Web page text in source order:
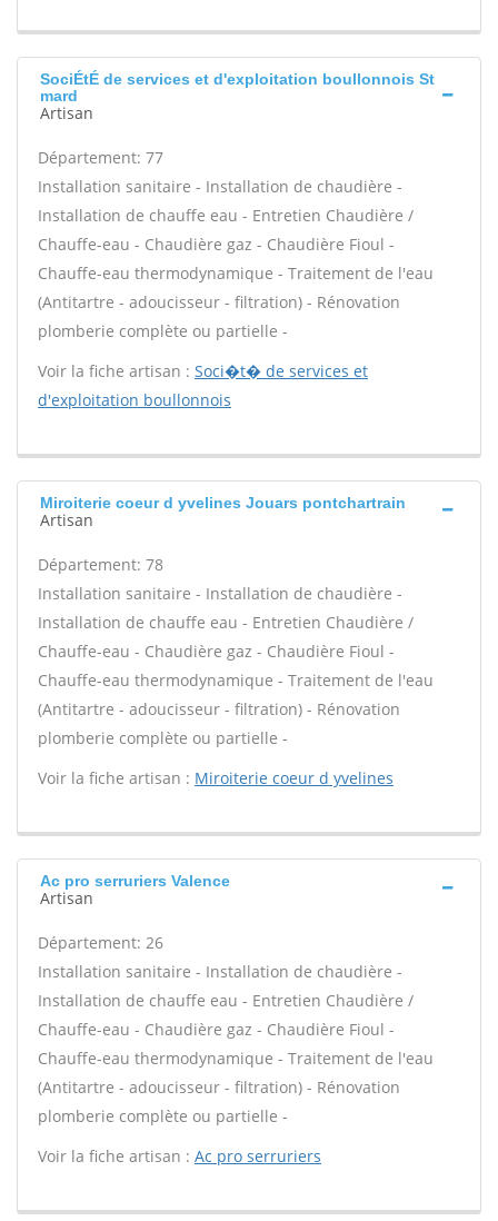
SociÉtÉ de services et d'exploitation boullonnois St
mard
Artisan
Département: 77
Installation sanitaire - Installation de chaudière -
Installation de chauffe eau - Entretien Chaudière /
Chauffe-eau - Chaudière gaz - Chaudière Fioul -
Chauffe-eau thermodynamique - Traitement de l'eau
(Antitartre - adoucisseur - filtration) - Rénovation
plomberie complète ou partielle -
Voir la fiche artisan : Soci�t� de services et
d'exploitation boullonnois
Miroiterie coeur d yvelines Jouars pontchartrain
Artisan
Département: 78
Installation sanitaire - Installation de chaudière -
Installation de chauffe eau - Entretien Chaudière /
Chauffe-eau - Chaudière gaz - Chaudière Fioul -
Chauffe-eau thermodynamique - Traitement de l'eau
(Antitartre - adoucisseur - filtration) - Rénovation
plomberie complète ou partielle -
Voir la fiche artisan : Miroiterie coeur d yvelines
Ac pro serruriers Valence
Artisan
Département: 26
Installation sanitaire - Installation de chaudière -
Installation de chauffe eau - Entretien Chaudière /
Chauffe-eau - Chaudière gaz - Chaudière Fioul -
Chauffe-eau thermodynamique - Traitement de l'eau
(Antitartre - adoucisseur - filtration) - Rénovation
plomberie complète ou partielle -
Voir la fiche artisan : Ac pro serruriers